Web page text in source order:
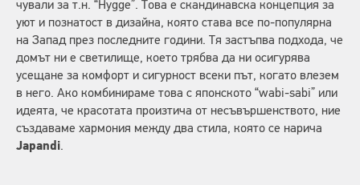
чували за т.н. “Hygge”. Това е скандинавска концепция за
уют и познатост в дизайна, която става все по-популярна
на Запад през последните години. Тя застъпва подхода, че
домът ни е светилище, което трябва да ни осигурява
усещане за комфорт и сигурност всеки път, когато влезем
в него. Ако комбинираме това с японското “wabi-sabi” или
идеята, че красотата произтича от несъвършенството, ние
създаваме хармония между два стила, която се нарича
Japandi.